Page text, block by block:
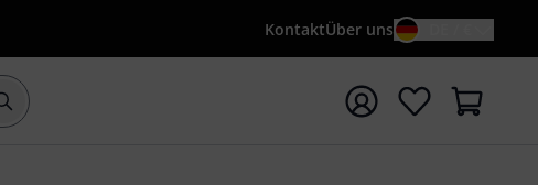
KontaktÜber uns
Suche mit Suchwort {searchTerm} starten